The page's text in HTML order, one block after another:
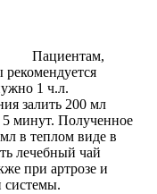
Пациентам,
1 ч.л.
залить 200 мл
минут. Полученное
в теплом виде в
лечебный чай
при артрозе и
системы.